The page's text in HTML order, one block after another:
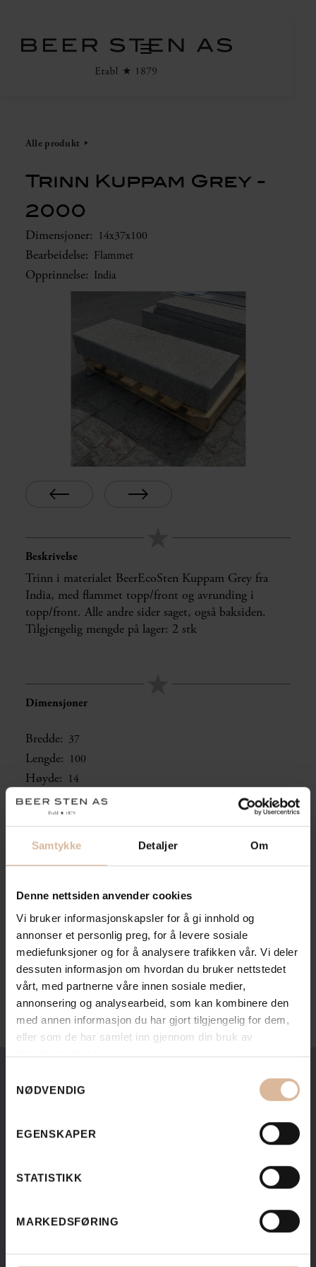
Samtykke Detaljer Om
Denne nettsiden anvender cookies
Vi bruker informasjonskapsler for å gi innhold og
annonser et personlig preg, for å levere sosiale
mediefunksjoner og for å analysere trafikken vår. Vi deler
dessuten informasjon om hvordan du bruker nettstedet
vårt, med partnerne våre innen sosiale medier,
annonsering og analysearbeid, som kan kombinere den
med annen informasjon du har gjort tilgjengelig for dem,
eller som de har samlet inn gjennom din bruk av
tjenestene deres.
NØDVENDIG
EGENSKAPER
STATISTIKK
MARKEDSFØRING
Alle produkt
Trinn Kuppam Grey -
2000
Dimensjoner: 14x37x100
Bearbeidelse: Flammet
Opprinnelse: India
Beskrivelse
Trinn i materialet BeerEcoSten Kuppam Grey fra
India, med flammet topp/front og avrunding i
topp/front. Alle andre sider saget, også baksiden.
Tilgjengelig mengde på lager: 2 stk
Dimensjoner
Bredde: 37
Lengde: 100
Høyde: 14
Fas i cm: 2 cm avrunding
Farge: Grå
Send oss en mail